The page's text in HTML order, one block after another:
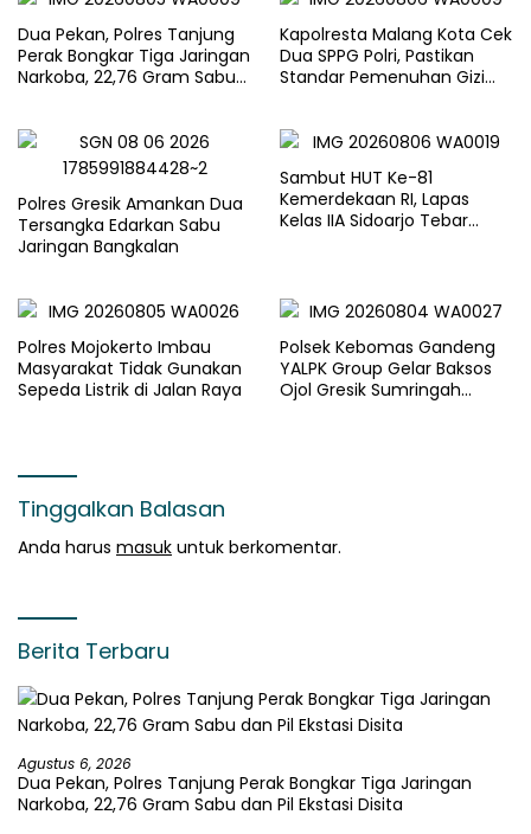
Dua Pekan, Polres Tanjung
Perak Bongkar Tiga Jaringan
Narkoba, 22,76 Gram Sabu
Kapolresta Malang Kota Cek
Dua SPPG Polri, Pastikan
Standar Pemenuhan Gizi
Polres Gresik Amankan Dua
Tersangka Edarkan Sabu
Jaringan Bangkalan
Sambut HUT Ke-81
Kemerdekaan RI, Lapas
Kelas IIA Sidoarjo Tebar
Polres Mojokerto Imbau
Masyarakat Tidak Gunakan
Sepeda Listrik di Jalan Raya
Polsek Kebomas Gandeng
YALPK Group Gelar Baksos
Ojol Gresik Sumringah
Tinggalkan Balasan
Anda harus masuk untuk berkomentar.
Berita Terbaru
Agustus 6, 2026
Dua Pekan, Polres Tanjung Perak Bongkar Tiga Jaringan
Narkoba, 22,76 Gram Sabu dan Pil Ekstasi Disita